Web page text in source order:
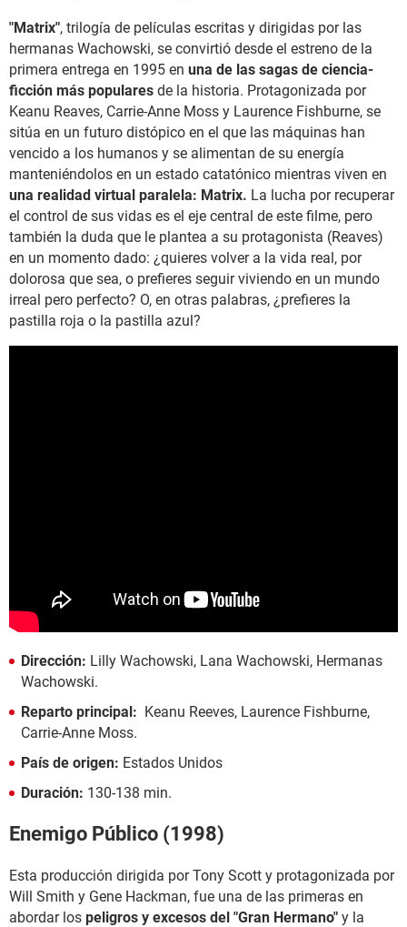
"Matrix", trilogía de películas escritas y dirigidas por las
hermanas Wachowski, se convirtió desde el estreno de la
primera entrega en 1995 en una de las sagas de ciencia-
ficción más populares de la historia. Protagonizada por
Keanu Reaves, Carrie-Anne Moss y Laurence Fishburne, se
sitúa en un futuro distópico en el que las máquinas han
vencido a los humanos y se alimentan de su energía
manteniéndolos en un estado catatónico mientras viven en
una realidad virtual paralela: Matrix. La lucha por recuperar
el control de sus vidas es el eje central de este filme, pero
también la duda que le plantea a su protagonista (Reaves)
en un momento dado: ¿quieres volver a la vida real, por
dolorosa que sea, o prefieres seguir viviendo en un mundo
irreal pero perfecto? O, en otras palabras, ¿prefieres la
pastilla roja o la pastilla azul?
Dirección: Lilly Wachowski, Lana Wachowski, Hermanas
Wachowski.
Reparto principal: Keanu Reeves, Laurence Fishburne,
Carrie-Anne Moss.
País de origen: Estados Unidos
Duración: 130-138 min.
Enemigo Público (1998)
Esta producción dirigida por Tony Scott y protagonizada por
Will Smith y Gene Hackman, fue una de las primeras en
abordar los peligros y excesos del "Gran Hermano" y la